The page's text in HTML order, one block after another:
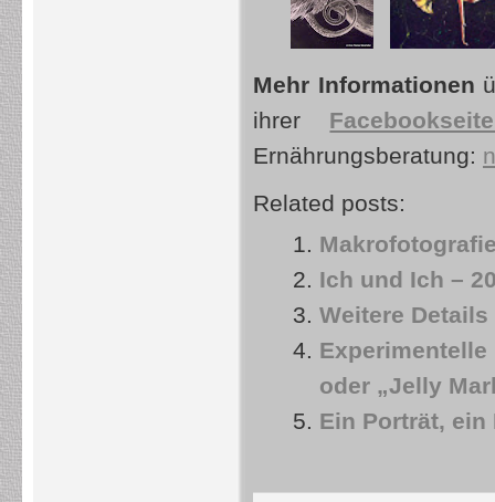
Mehr Informationen
ihrer
Ernährungsberatung:
Related posts:
Ich und Ich –
Weitere
oder „Jelly
Ein Porträt,